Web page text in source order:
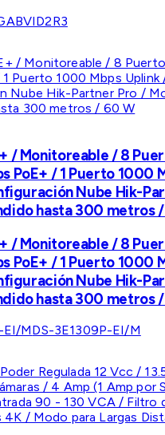
/ Monitoreable / 8
PoE+ / 1 Puerto 1000
Nube Hik-
hasta 300 metros
/ Monitoreable / 8
PoE+ / 1 Puerto 1000
Nube Hik-
hasta 300 metros
EI/MDS-3E1309P-EI/M